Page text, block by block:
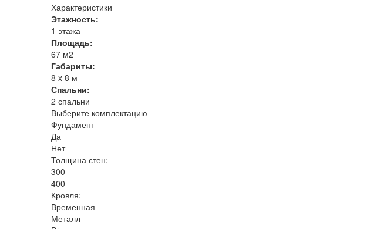
Характеристики
Этажность:
1 этажа
Площадь:
67 м2
Габариты:
8 x 8 м
Спальни:
2 спальни
Выберите комплектацию
Фундамент
Да
Нет
Толщина стен:
300
400
Кровля:
Временная
Металл